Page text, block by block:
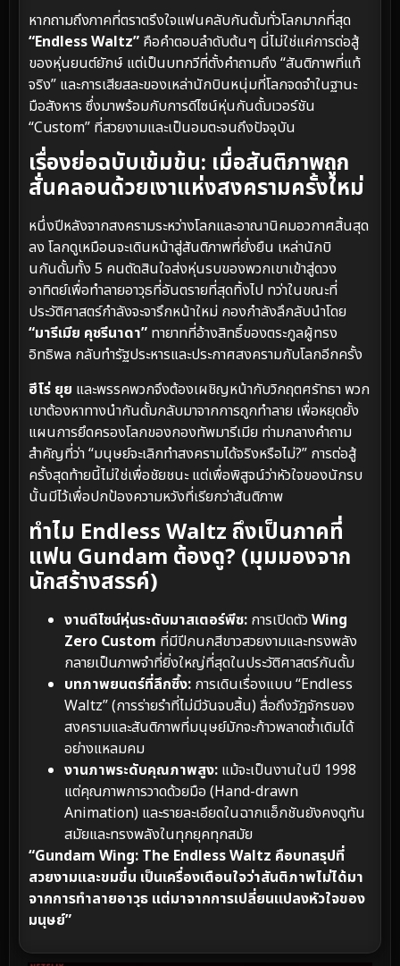
หากถามถึงภาคที่ตราตรึงใจแฟนคลับกันดั้มทั่วโลกมากที่สุด
“Endless Waltz” คือคำตอบลำดับต้นๆ นี่ไม่ใช่แค่การต่อสู้
ของหุ่นยนต์ยักษ์ แต่เป็นบทกวีที่ตั้งคำถามถึง “สันติภาพที่แท้
จริง” และการเสียสละของเหล่านักบินหนุ่มที่โลกจดจำในฐานะ
มือสังหาร ซึ่งมาพร้อมกับการดีไซน์หุ่นกันดั้มเวอร์ชัน
“Custom” ที่สวยงามและเป็นอมตะจนถึงปัจจุบัน
เรื่องย่อฉบับเข้มข้น: เมื่อสันติภาพถูก
สั่นคลอนด้วยเงาแห่งสงครามครั้งใหม่
หนึ่งปีหลังจากสงครามระหว่างโลกและอาณานิคมอวกาศสิ้นสุด
ลง โลกดูเหมือนจะเดินหน้าสู่สันติภาพที่ยั่งยืน เหล่านักบิ
นกันดั้มทั้ง 5 คนตัดสินใจส่งหุ่นรบของพวกเขาเข้าสู่ดวง
อาทิตย์เพื่อทำลายอาวุธที่อันตรายที่สุดทิ้งไป ทว่าในขณะที่
ประวัติศาสตร์กำลังจะจารึกหน้าใหม่ กองกำลังลึกลับนำโดย
“มารีเมีย คุชรีนาดา” ทายาทที่อ้างสิทธิ์ของตระกูลผู้ทรง
อิทธิพล กลับทำรัฐประหารและประกาศสงครามกับโลกอีกครั้ง
ฮีโร่ ยุย และพรรคพวกจึงต้องเผชิญหน้ากับวิกฤตศรัทธา พวก
เขาต้องหาทางนำกันดั้มกลับมาจากการถูกทำลาย เพื่อหยุดยั้ง
แผนการยึดครองโลกของกองทัพมารีเมีย ท่ามกลางคำถาม
สำคัญที่ว่า “มนุษย์จะเลิกทำสงครามได้จริงหรือไม่?” การต่อสู้
ครั้งสุดท้ายนี้ไม่ใช่เพื่อชัยชนะ แต่เพื่อพิสูจน์ว่าหัวใจของนักรบ
นั้นมีไว้เพื่อปกป้องความหวังที่เรียกว่าสันติภาพ
ทำไม Endless Waltz ถึงเป็นภาคที่
แฟน Gundam ต้องดู? (มุมมองจาก
นักสร้างสรรค์)
งานดีไซน์หุ่นระดับมาสเตอร์พีซ: การเปิดตัว Wing
Zero Custom ที่มีปีกนกสีขาวสวยงามและทรงพลัง
กลายเป็นภาพจำที่ยิ่งใหญ่ที่สุดในประวัติศาสตร์กันดั้ม
บทภาพยนตร์ที่ลึกซึ้ง: การเดินเรื่องแบบ “Endless
Waltz” (การร่ายรำที่ไม่มีวันจบสิ้น) สื่อถึงวัฏจักรของ
สงครามและสันติภาพที่มนุษย์มักจะก้าวพลาดซ้ำเดิมได้
อย่างแหลมคม
งานภาพระดับคุณภาพสูง: แม้จะเป็นงานในปี 1998
แต่คุณภาพการวาดด้วยมือ (Hand-drawn
Animation) และรายละเอียดในฉากแอ็กชันยังคงดูทัน
สมัยและทรงพลังในทุกยุคทุกสมัย
“Gundam Wing: The Endless Waltz คือบทสรุปที่
สวยงามและขมขื่น เป็นเครื่องเตือนใจว่าสันติภาพไม่ได้มา
จากการทำลายอาวุธ แต่มาจากการเปลี่ยนแปลงหัวใจของ
มนุษย์”